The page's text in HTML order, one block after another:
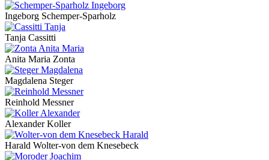
Ingeborg Schemper-Sparholz
Tanja Cassitti
Anita Maria Zonta
Magdalena Steger
Reinhold Messner
Alexander Koller
Harald Wolter-von dem Knesebeck